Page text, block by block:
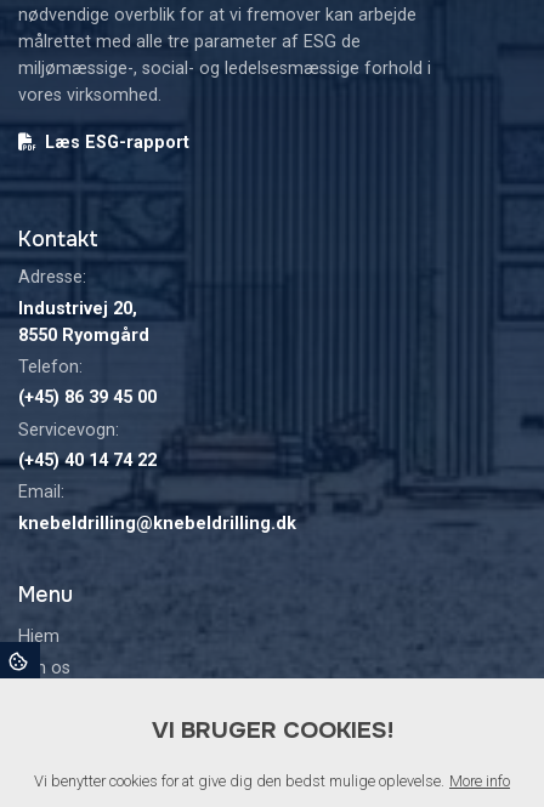
nødvendige overblik for at vi fremover kan arbejde
målrettet med alle tre parameter af ESG de
miljømæssige-, social- og ledelsesmæssige forhold i
vores virksomhed.
Læs ESG-rapport
Kontakt
Adresse:
Industrivej 20,
8550 Ryomgård
Telefon:
(+45) 86 39 45 00
Servicevogn:
(+45) 40 14 74 22
Email:
knebeldrilling@knebeldrilling.dk
Menu
Hjem
Om os
VI BRUGER COOKIES!
Vi benytter cookies for at give dig den bedst mulige oplevelse. More info